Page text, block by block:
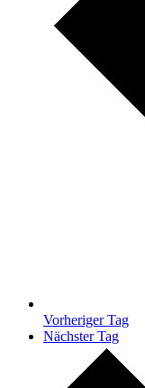
Vorheriger Tag
Nächster Tag